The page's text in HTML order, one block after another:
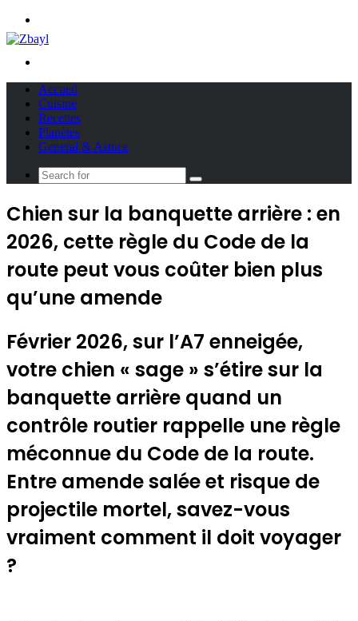
Accueil
Cuisine
Recettes
Planètes
General & Astuce
Search
Chien sur la banquette arrière : en
2026, cette règle du Code de la
route peut vous coûter bien plus
qu’une amende
Février 2026, sur l’A7 enneigée,
votre chien « sage » s’étire sur la
banquette arrière quand un
contrôle routier rappelle une règle
méconnue du Code de la route.
Entre amende salée et risque de
projectile mortel, savez-vous
vraiment comment il doit voyager
?